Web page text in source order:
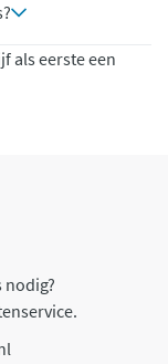
als eerste een
nodig?